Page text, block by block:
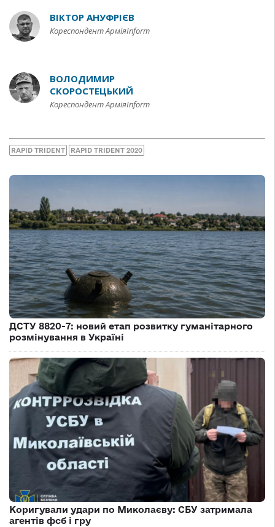
ВІКТОР АНУФРІЄВ
Кореспондент АрміяInform
ВОЛОДИМИР
СКОРОСТЕЦЬКИЙ
Кореспондент АрміяInform
RAPID TRIDENT RAPID TRIDENT 2020
ДСТУ 8820-7: новий етап розвитку гуманітарного
розмінування в Україні
Коригували удари по Миколаєву: СБУ затримала
агентів фсб і гру